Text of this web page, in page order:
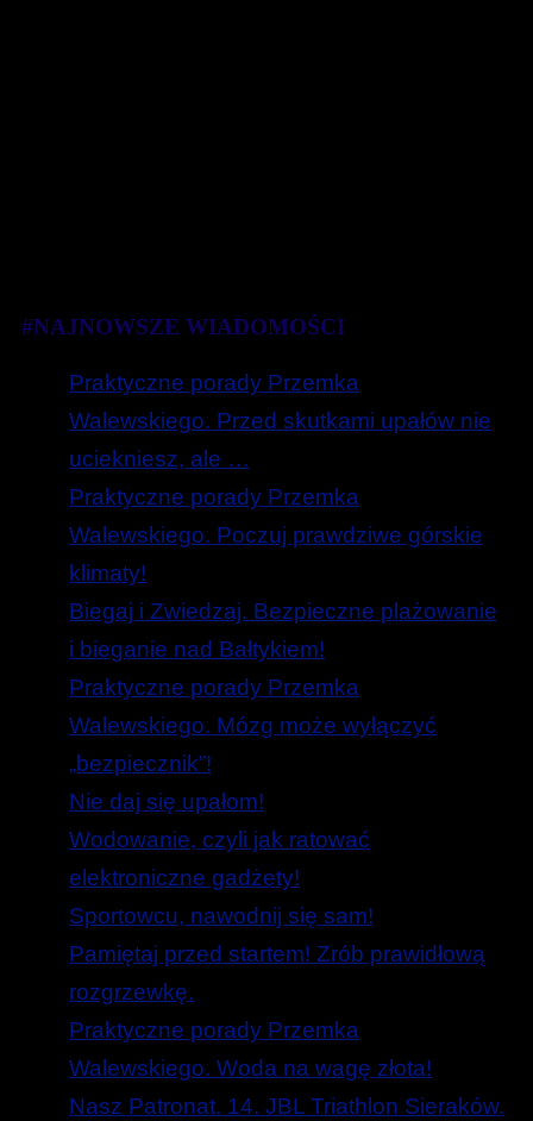
#NAJNOWSZE WIADOMOŚCI
Praktyczne porady Przemka
Walewskiego. Przed skutkami upałów nie
uciekniesz, ale …
Praktyczne porady Przemka
Walewskiego. Poczuj prawdziwe górskie
klimaty!
Biegaj i Zwiedzaj. Bezpieczne plażowanie
i bieganie nad Bałtykiem!
Praktyczne porady Przemka
Walewskiego. Mózg może wyłączyć
„bezpiecznik”!
Nie daj się upałom!
Wodowanie, czyli jak ratować
elektroniczne gadżety!
Sportowcu, nawodnij się sam!
Pamiętaj przed startem! Zrób prawidłową
rozgrzewkę.
Praktyczne porady Przemka
Walewskiego. Woda na wagę złota!
Nasz Patronat. 14. JBL Triathlon Sieraków.